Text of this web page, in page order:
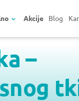
Akcije Blog
–